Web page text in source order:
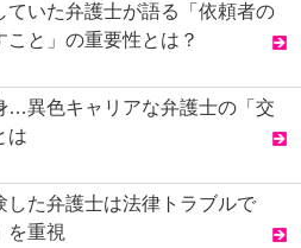
ていた弁護士が語る「依頼者の
こと」の重要性とは？
…異色キャリアな弁護士の「交
は
した弁護士は法律トラブルで
を重視